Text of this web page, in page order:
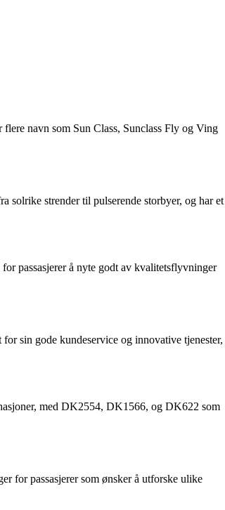
navn som Sun Class, Sunclass Fly og Ving
solrike strender til pulserende storbyer, og har et
passasjerer å nyte godt av kvalitetsflyvninger
sin gode kundeservice og innovative tjenester,
med DK2554, DK1566, og DK622 som
for passasjerer som ønsker å utforske ulike